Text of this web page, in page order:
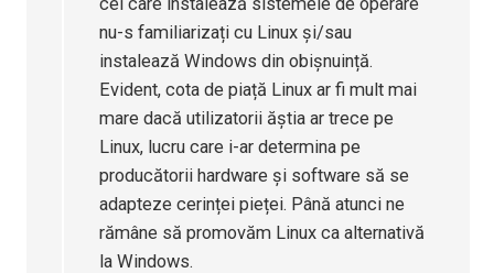
nu-s familiarizați cu Linux și/sau
instalează Windows din obișnuință.
Evident, cota de piață Linux ar fi mult mai
mare dacă utilizatorii ăștia ar trece pe
Linux, lucru care i-ar determina pe
producătorii hardware și software să se
adapteze cerinței pieței. Până atunci ne
rămâne să promovăm Linux ca alternativă
la Windows.